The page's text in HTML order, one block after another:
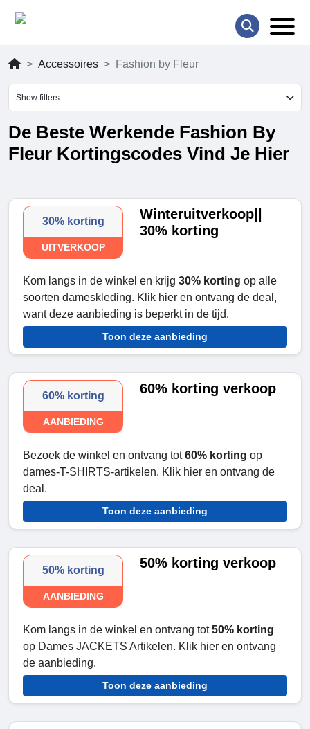
Accessoires Fashion by Fleur
Show filters
De Beste Werkende Fashion By
Fleur Kortingscodes Vind Je Hier
30% korting
UITVERKOOP
Winteruitverkoop||
30% korting
Kom langs in de winkel en krijg 30% korting op alle
soorten dameskleding. Klik hier en ontvang de deal,
want deze aanbieding is beperkt in de tijd.
Toon deze aanbieding
60% korting
AANBIEDING
60% korting verkoop
Bezoek de winkel en ontvang tot60% korting op
dames-T-SHIRTS-artikelen. Klik hier en ontvang de
deal.
Toon deze aanbieding
50% korting
AANBIEDING
50% korting verkoop
Kom langs in de winkel en ontvang tot50% korting
op Dames JACKETS Artikelen. Klik hier en ontvang
de aanbieding.
Toon deze aanbieding